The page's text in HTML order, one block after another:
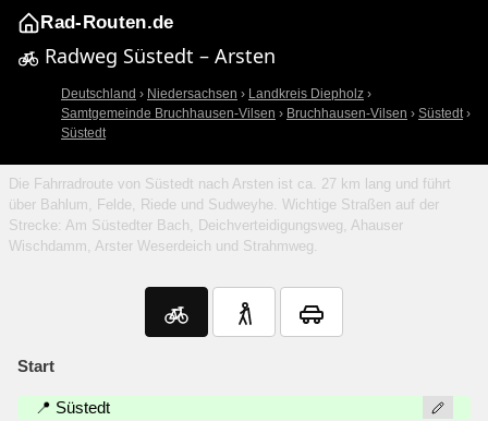
Rad-Routen.de
Radweg Süstedt – Arsten
Deutschland › Niedersachsen › Landkreis Diepholz ›
Samtgemeinde Bruchhausen-Vilsen › Bruchhausen-Vilsen › Süstedt›
Süstedt
Die Fahrradroute von Süstedt nach Arsten ist ca. 27 km lang und führt
über Bahlum, Felde, Riede und Sudweyhe. Wichtige Straßen auf der
Strecke: Am Süstedter Bach, Deichverteidigungsweg, Ahauser
Wischdamm, Arster Weserdeich und Strahmweg.
Start
📍 Süstedt